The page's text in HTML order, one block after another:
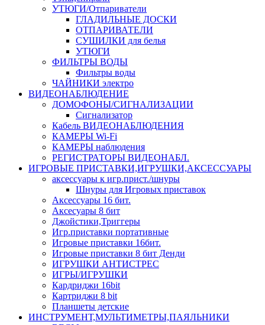
УТЮГИ/Отпариватели
ГЛАДИЛЬНЫЕ ДОСКИ
ОТПАРИВАТЕЛИ
СУШИЛКИ для белья
УТЮГИ
ФИЛЬТРЫ ВОДЫ
Фильтры воды
ЧАЙНИКИ электро
ВИДЕОНАБЛЮДЕНИЕ
ДОМОФОНЫ/СИГНАЛИЗАЦИИ
Сигнализатор
Кабель ВИДЕОНАБЛЮДЕНИЯ
КАМЕРЫ Wi-Fi
КАМЕРЫ наблюдения
РЕГИСТРАТОРЫ ВИДЕОНАБЛ.
ИГРОВЫЕ ПРИСТАВКИ,ИГРУШКИ,АКСЕССУАРЫ
аксесcуары к игр.прист./шнуры
Шнуры для Игровых приставок
Аксессуары 16 бит.
Аксесуары 8 бит
Джойстики,Триггеры
Игр.приставки портативные
Игровые приставки 16бит.
Игровые приставки 8 бит Денди
ИГРУШКИ АНТИСТРЕС
ИГРЫ/ИГРУШКИ
Кардриджи 16bit
Картриджи 8 bit
Планшеты детские
ИНСТРУМЕНТ,МУЛЬТИМЕТРЫ,ПАЯЛЬНИКИ